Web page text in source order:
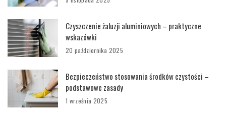
Czyszczenie żaluzji aluminiowych – praktyczne
wskazówki
20 października 2025
Bezpieczeństwo stosowania środków czystości –
podstawowe zasady
1 września 2025